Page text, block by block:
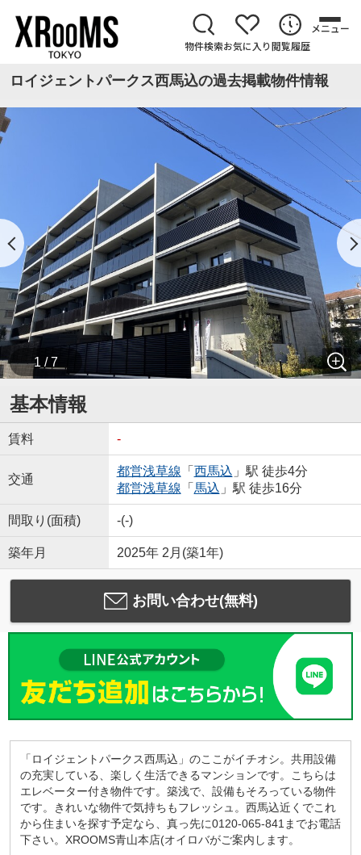
物件検索お気に入り閲覧履歴
メニュー
ロイジェントパークス西馬込の過去掲載物件情報
1 / 7
基本情報
賃料 -
交通
都営浅草線 「 西馬込 」駅 徒歩4分
都営浅草線 「 馬込 」駅 徒歩16分
間取り(面積) -(-)
築年月 2025年 2月(築1年)
お問い合わせ(無料)
「ロイジェントパークス西馬込」のここがイチオシ。共用設備
の充実している、楽しく生活できるマンションです。こちらは
エレベーター付き物件です。築浅で、設備もそろっている物件
です。きれいな物件で気持ちもフレッシュ。西馬込近くでこれ
から住まいを探す予定なら、真っ先に0120-065-841までお電話
下さい。XROOMS青山本店(オイロバがご案内します。